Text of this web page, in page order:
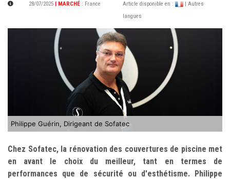
28/07/2025 | MARCHÉ : France Article disponible en :
| Autres
langues
Philippe Guérin, Dirigeant de Sofatec
Chez Sofatec, la rénovation des couvertures de piscine met
en avant le choix du meilleur, tant en termes de
performances que de sécurité ou d'esthétisme. Philippe